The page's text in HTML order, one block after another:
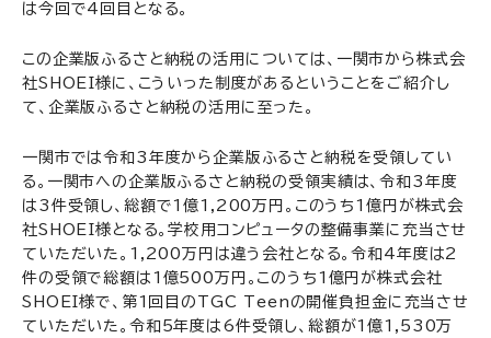
は今回で4回目となる。
この企業版ふるさと納税の活用については、一関市から株式会
社SHOEI様に、こういった制度があるということをご紹介し
て、企業版ふるさと納税の活用に至った。
一関市では令和3年度から企業版ふるさと納税を受領してい
る。一関市への企業版ふるさと納税の受領実績は、令和3年度
は3件受領し、総額で1億1,200万円。このうち1億円が株式会
社SHOEI様となる。学校用コンピュータの整備事業に充当させ
ていただいた。1,200万円は違う会社となる。令和4年度は2
件の受領で総額は1億500万円。このうち1億円が株式会社
SHOEI様で、第1回目のTGC Teenの開催負担金に充当させ
ていただいた。令和5年度は6件受領し、総額が1億1,530万